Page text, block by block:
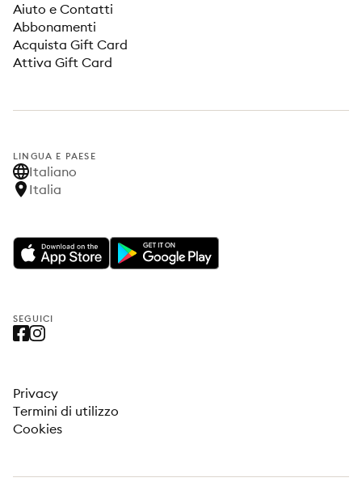
Aiuto e Contatti
Abbonamenti
Acquista Gift Card
Attiva Gift Card
LINGUA E PAESE
Italiano
Italia
SEGUICI
Privacy
Termini di utilizzo
Cookies